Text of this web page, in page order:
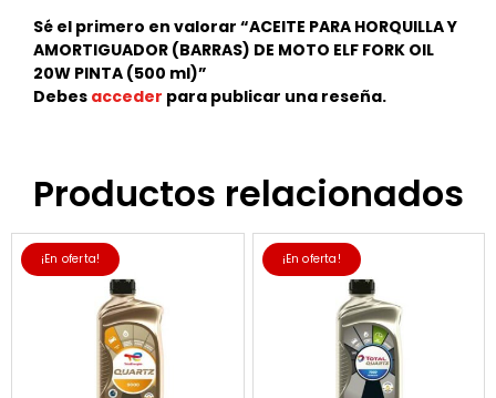
Sé el primero en valorar “ACEITE PARA HORQUILLA Y
AMORTIGUADOR (BARRAS) DE MOTO ELF FORK OIL
20W PINTA (500 ml)”
Debes acceder para publicar una reseña.
Productos relacionados
¡En oferta! ¡En oferta!